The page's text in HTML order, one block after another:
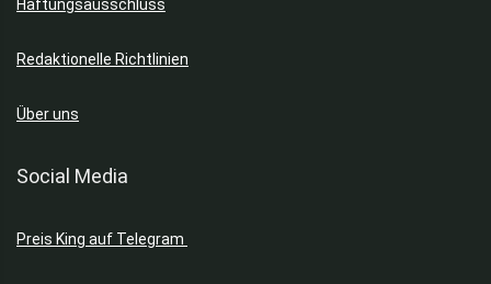
Haftungsausschluss
Redaktionelle Richtlinien
Über uns
Social Media
Preis King auf Telegram